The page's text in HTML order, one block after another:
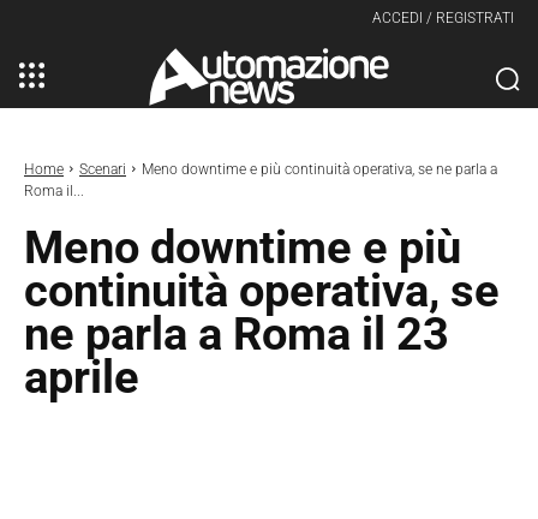
ACCEDI / REGISTRATI
Home Scenari
Meno downtime e più continuità operativa, se ne parla a
Roma il...
Meno downtime e più
continuità operativa, se
ne parla a Roma il 23
aprile